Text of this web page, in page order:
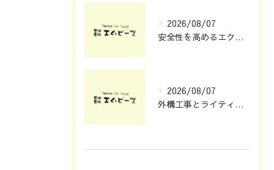
2026/08/07
安全性を高めるエクステリアガレージ設計のポイント
2026/08/07
外構工事とライティングで夜まで映える静岡県浜松市の住まい演出術